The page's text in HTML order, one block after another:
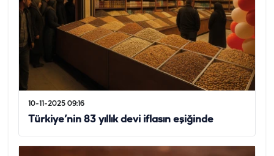
10-11-2025 09:16
Türkiye’nin 83 yıllık devi iflasın eşiğinde